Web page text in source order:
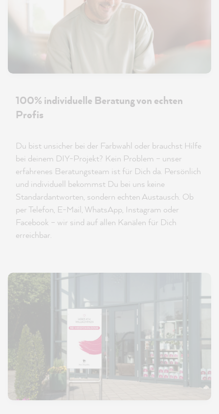
100% individuelle Beratung von echten
Profis
Du bist unsicher bei der Farbwahl oder brauchst Hilfe
bei deinem DIY-Projekt? Kein Problem – unser
erfahrenes Beratungsteam ist für Dich da. Persönlich
und individuell bekommst Du bei uns keine
Standardantworten, sondern echten Austausch. Ob
per Telefon, E-Mail, WhatsApp, Instagram oder
Facebook – wir sind auf allen Kanälen für Dich
erreichbar.